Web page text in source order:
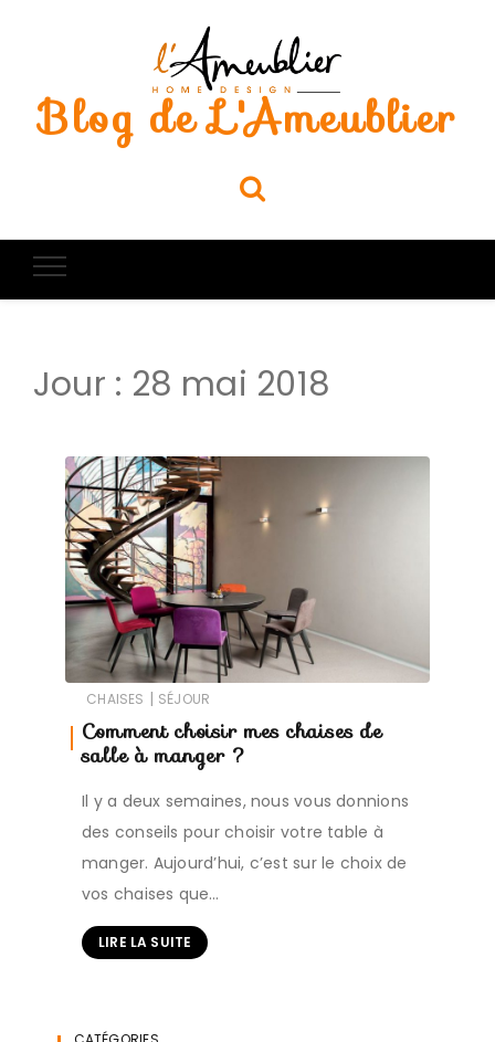
Blog de L'Ameublier
Jour : 28 mai 2018
CHAISES | SÉJOUR
Comment choisir mes chaises de
salle à manger ?
Il y a deux semaines, nous vous donnions
des conseils pour choisir votre table à
manger. Aujourd’hui, c’est sur le choix de
vos chaises que…
LIRE LA SUITE